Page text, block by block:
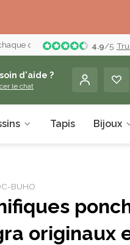
détail 4.9/5
d'aide ?
le chat
Tapis Bijoux
BUHO
originaux